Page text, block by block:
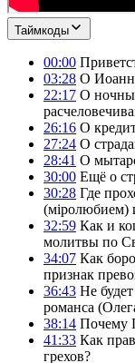
Таймкоды
00:00
03:28 О
22:17 О
26:16 О
27:24 О
28:41 О
30:00 Ещё о
30:28 Где
(мiролюбием)
32:59 Как и
молитвы по
34:07 Как
признак
36:43 Не
романса
38:14 Почему
41:33 Как
грехов?